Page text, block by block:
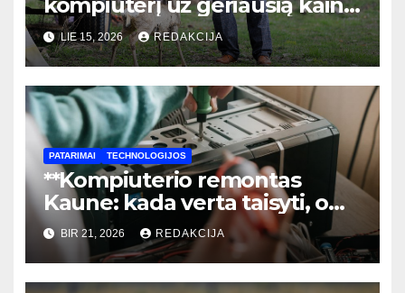
pilnas vadovas
LIE 15, 2026 REDAKCIJA
PATARIMAI TECHNOLOGIJOS
**Kompiuterio remontas
Kaune: kada verta taisyti, o
kada – laikas pirkti naują?**
BIR 21, 2026 REDAKCIJA